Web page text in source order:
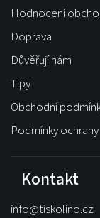
Hodnocení
Doprava
Důvěřují nám
Tipy
Obchodní
Podmínky
Kontakt
info@tiskolino.cz